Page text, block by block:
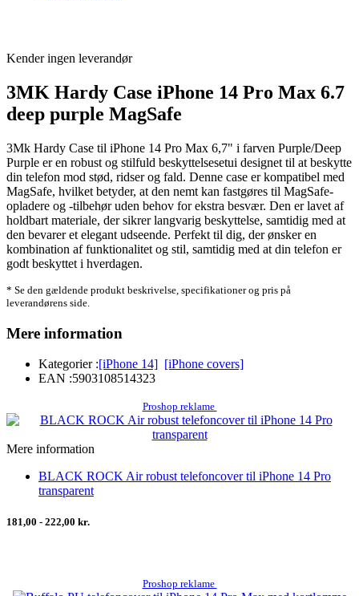
Kender ingen leverandør
3MK Hardy Case iPhone 14 Pro Max 6.7
deep purple MagSafe
3Mk Hardy Case til iPhone 14 Pro Max 6,7" i farven Purple/Deep
Purple er en robust og stilfuld beskyttelsesetui designet til at beskytte
din telefon mod stød, ridser og fald. Denne case er kompatibel med
MagSafe, hvilket betyder, at den nemt kan fastgøres til MagSafe-
opladere og -tilbehør uden behov for ekstra besvær. Den er lavet af
holdbart materiale, der sikrer langvarig beskyttelse, samtidig med at
den bevarer et elegant udseende. Perfekt til dig, der ønsker en
kombination af funktionalitet og stil, samtidig med at din telefon er
godt beskyttet i hverdagen.
* Se den gældende produkt beskrivelse, specifikationer og pris på
leverandørens side.
Mere information
Kategorier :[iPhone 14] [iPhone covers]
EAN :5903108514323
Proshop reklame
Mere information
BLACK ROCK Air robust telefoncover til iPhone 14 Pro
transparent
181,00 - 222,00 kr.
Proshop reklame